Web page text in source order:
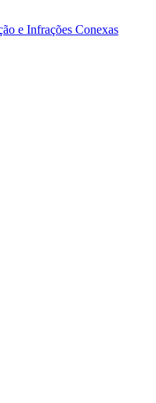
e Infrações Conexas